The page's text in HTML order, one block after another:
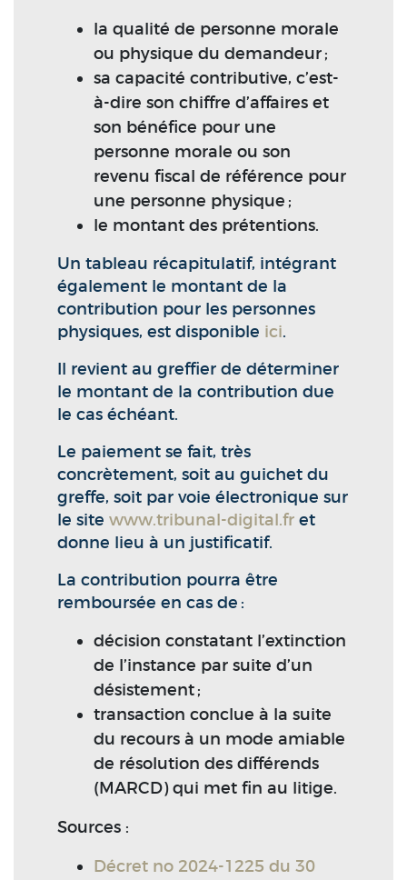
la qualité de personne morale
ou physique du demandeur ;
sa capacité contributive, c’est-
à-dire son chiffre d’affaires et
son bénéfice pour une
personne morale ou son
revenu fiscal de référence pour
une personne physique ;
le montant des prétentions.
Un tableau récapitulatif, intégrant
également le montant de la
contribution pour les personnes
physiques, est disponible ici.
Il revient au greffier de déterminer
le montant de la contribution due
le cas échéant.
Le paiement se fait, très
concrètement, soit au guichet du
greffe, soit par voie électronique sur
le site www.tribunal-digital.fr et
donne lieu à un justificatif.
La contribution pourra être
remboursée en cas de :
décision constatant l’extinction
de l’instance par suite d’un
désistement ;
transaction conclue à la suite
du recours à un mode amiable
de résolution des différends
(MARCD) qui met fin au litige.
Sources :
Décret no 2024-1225 du 30